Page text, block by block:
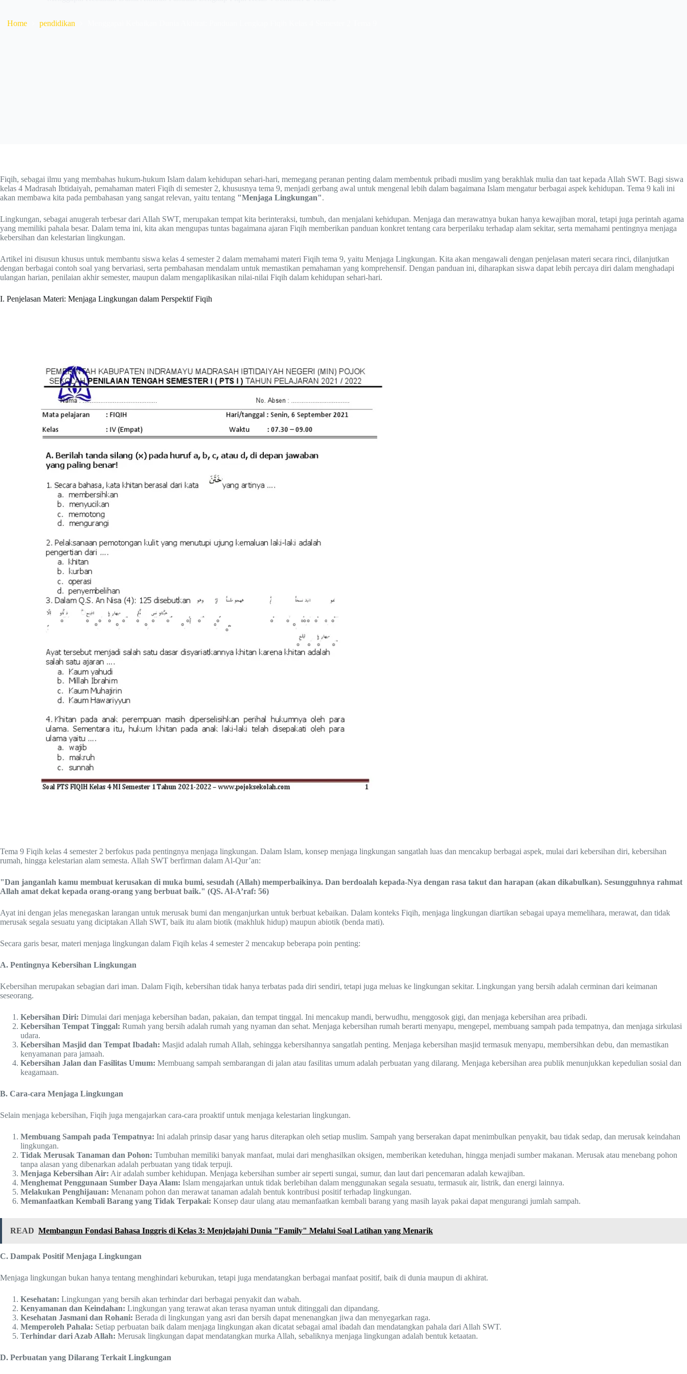
Home pendidikan
Fiqih, sebagai ilmu yang membahas hukum-hukum Islam dalam kehidupan sehari-hari, memegang peranan penting dalam membentuk pribadi muslim yang berakhlak mulia dan taat kepada Allah SWT. Bagi siswa
kelas 4 Madrasah Ibtidaiyah, pemahaman materi Fiqih di semester 2, khususnya tema 9, menjadi gerbang awal untuk mengenal lebih dalam bagaimana Islam mengatur berbagai aspek kehidupan. Tema 9 kali ini
akan membawa kita pada pembahasan yang sangat relevan, yaitu tentang "Menjaga Lingkungan".
Lingkungan, sebagai anugerah terbesar dari Allah SWT, merupakan tempat kita berinteraksi, tumbuh, dan menjalani kehidupan. Menjaga dan merawatnya bukan hanya kewajiban moral, tetapi juga perintah agama
yang memiliki pahala besar. Dalam tema ini, kita akan mengupas tuntas bagaimana ajaran Fiqih memberikan panduan konkret tentang cara berperilaku terhadap alam sekitar, serta memahami pentingnya menjaga
kebersihan dan kelestarian lingkungan.
Artikel ini disusun khusus untuk membantu siswa kelas 4 semester 2 dalam memahami materi Fiqih tema 9, yaitu Menjaga Lingkungan. Kita akan mengawali dengan penjelasan materi secara rinci, dilanjutkan
dengan berbagai contoh soal yang bervariasi, serta pembahasan mendalam untuk memastikan pemahaman yang komprehensif. Dengan panduan ini, diharapkan siswa dapat lebih percaya diri dalam menghadapi
ulangan harian, penilaian akhir semester, maupun dalam mengaplikasikan nilai-nilai Fiqih dalam kehidupan sehari-hari.
I. Penjelasan Materi: Menjaga Lingkungan dalam Perspektif Fiqih
Tema 9 Fiqih kelas 4 semester 2 berfokus pada pentingnya menjaga lingkungan. Dalam Islam, konsep menjaga lingkungan sangatlah luas dan mencakup berbagai aspek, mulai dari kebersihan diri, kebersihan
rumah, hingga kelestarian alam semesta. Allah SWT berfirman dalam Al-Qur’an:
"Dan janganlah kamu membuat kerusakan di muka bumi, sesudah (Allah) memperbaikinya. Dan berdoalah kepada-Nya dengan rasa takut dan harapan (akan dikabulkan). Sesungguhnya rahmat
Allah amat dekat kepada orang-orang yang berbuat baik." (QS. Al-A’raf: 56)
Ayat ini dengan jelas menegaskan larangan untuk merusak bumi dan menganjurkan untuk berbuat kebaikan. Dalam konteks Fiqih, menjaga lingkungan diartikan sebagai upaya memelihara, merawat, dan tidak
merusak segala sesuatu yang diciptakan Allah SWT, baik itu alam biotik (makhluk hidup) maupun abiotik (benda mati).
Secara garis besar, materi menjaga lingkungan dalam Fiqih kelas 4 semester 2 mencakup beberapa poin penting:
A. Pentingnya Kebersihan Lingkungan
Kebersihan merupakan sebagian dari iman. Dalam Fiqih, kebersihan tidak hanya terbatas pada diri sendiri, tetapi juga meluas ke lingkungan sekitar. Lingkungan yang bersih adalah cerminan dari keimanan
seseorang.
Kebersihan Diri: Dimulai dari menjaga kebersihan badan, pakaian, dan tempat tinggal. Ini mencakup mandi, berwudhu, menggosok gigi, dan menjaga kebersihan area pribadi.
Kebersihan Tempat Tinggal: Rumah yang bersih adalah rumah yang nyaman dan sehat. Menjaga kebersihan rumah berarti menyapu, mengepel, membuang sampah pada tempatnya, dan menjaga sirkulasi
udara.
Kebersihan Masjid dan Tempat Ibadah: Masjid adalah rumah Allah, sehingga kebersihannya sangatlah penting. Menjaga kebersihan masjid termasuk menyapu, membersihkan debu, dan memastikan
kenyamanan para jamaah.
Kebersihan Jalan dan Fasilitas Umum: Membuang sampah sembarangan di jalan atau fasilitas umum adalah perbuatan yang dilarang. Menjaga kebersihan area publik menunjukkan kepedulian sosial dan
keagamaan.
B. Cara-cara Menjaga Lingkungan
Selain menjaga kebersihan, Fiqih juga mengajarkan cara-cara proaktif untuk menjaga kelestarian lingkungan.
Membuang Sampah pada Tempatnya: Ini adalah prinsip dasar yang harus diterapkan oleh setiap muslim. Sampah yang berserakan dapat menimbulkan penyakit, bau tidak sedap, dan merusak keindahan
lingkungan.
Tidak Merusak Tanaman dan Pohon: Tumbuhan memiliki banyak manfaat, mulai dari menghasilkan oksigen, memberikan keteduhan, hingga menjadi sumber makanan. Merusak atau menebang pohon
tanpa alasan yang dibenarkan adalah perbuatan yang tidak terpuji.
Menjaga Kebersihan Air: Air adalah sumber kehidupan. Menjaga kebersihan sumber air seperti sungai, sumur, dan laut dari pencemaran adalah kewajiban.
Menghemat Penggunaan Sumber Daya Alam: Islam mengajarkan untuk tidak berlebihan dalam menggunakan segala sesuatu, termasuk air, listrik, dan energi lainnya.
Melakukan Penghijauan: Menanam pohon dan merawat tanaman adalah bentuk kontribusi positif terhadap lingkungan.
Memanfaatkan Kembali Barang yang Tidak Terpakai: Konsep daur ulang atau memanfaatkan kembali barang yang masih layak pakai dapat mengurangi jumlah sampah.
READ Membangun Fondasi Bahasa Inggris di Kelas 3: Menjelajahi Dunia "Family" Melalui Soal Latihan yang Menarik
C. Dampak Positif Menjaga Lingkungan
Menjaga lingkungan bukan hanya tentang menghindari keburukan, tetapi juga mendatangkan berbagai manfaat positif, baik di dunia maupun di akhirat.
Kesehatan: Lingkungan yang bersih akan terhindar dari berbagai penyakit dan wabah.
Kenyamanan dan Keindahan: Lingkungan yang terawat akan terasa nyaman untuk ditinggali dan dipandang.
Kesehatan Jasmani dan Rohani: Berada di lingkungan yang asri dan bersih dapat menenangkan jiwa dan menyegarkan raga.
Memperoleh Pahala: Setiap perbuatan baik dalam menjaga lingkungan akan dicatat sebagai amal ibadah dan mendatangkan pahala dari Allah SWT.
Terhindar dari Azab Allah: Merusak lingkungan dapat mendatangkan murka Allah, sebaliknya menjaga lingkungan adalah bentuk ketaatan.
D. Perbuatan yang Dilarang Terkait Lingkungan